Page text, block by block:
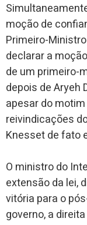
moção de
Primeiro-
declarar a
de um primeiro-
depois de Aryeh
apesar do
reivindicações
Knesset de fato
O ministro do
extensão da lei,
vitória para o
governo, a